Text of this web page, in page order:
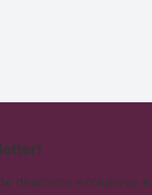
desconto exclusivos e